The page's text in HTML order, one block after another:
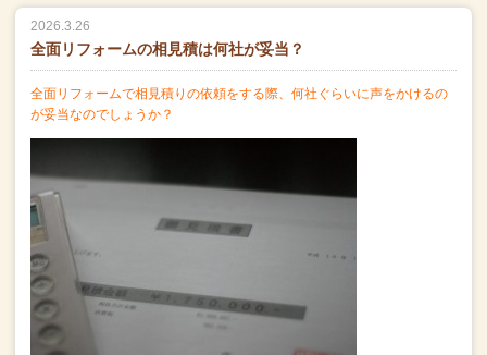
2026.3.26
全面リフォームの相見積は何社が妥当？
全面リフォームで相見積りの依頼をする際、 何社ぐらいに声をかけるの
が妥当なのでしょうか？